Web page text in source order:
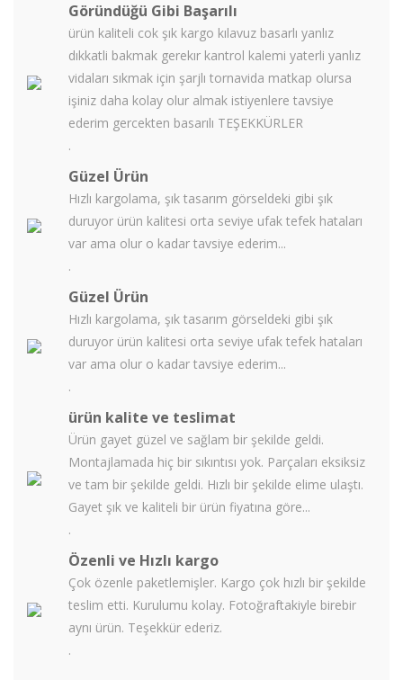
Göründüğü Gibi Başarılı
ürün kaliteli cok şık kargo kılavuz basarlı yanlız
dıkkatli bakmak gerekır kantrol kalemi yaterli yanlız
vidaları sıkmak için şarjlı tornavida matkap olursa
işiniz daha kolay olur almak istiyenlere tavsiye
ederim gercekten basarılı TEŞEKKÜRLER
.
Güzel Ürün
Hızlı kargolama, şık tasarım görseldeki gibi şık
duruyor ürün kalitesi orta seviye ufak tefek hataları
var ama olur o kadar tavsiye ederim...
.
Güzel Ürün
Hızlı kargolama, şık tasarım görseldeki gibi şık
duruyor ürün kalitesi orta seviye ufak tefek hataları
var ama olur o kadar tavsiye ederim...
.
ürün kalite ve teslimat
Ürün gayet güzel ve sağlam bir şekilde geldi.
Montajlamada hiç bir sıkıntısı yok. Parçaları eksiksiz
ve tam bir şekilde geldi. Hızlı bir şekilde elime ulaştı.
Gayet şık ve kaliteli bir ürün fiyatına göre...
.
Özenli ve Hızlı kargo
Çok özenle paketlemişler. Kargo çok hızlı bir şekilde
teslim etti. Kurulumu kolay. Fotoğraftakiyle birebir
aynı ürün. Teşekkür ederiz.
.